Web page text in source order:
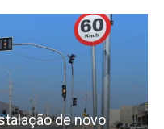
de novo